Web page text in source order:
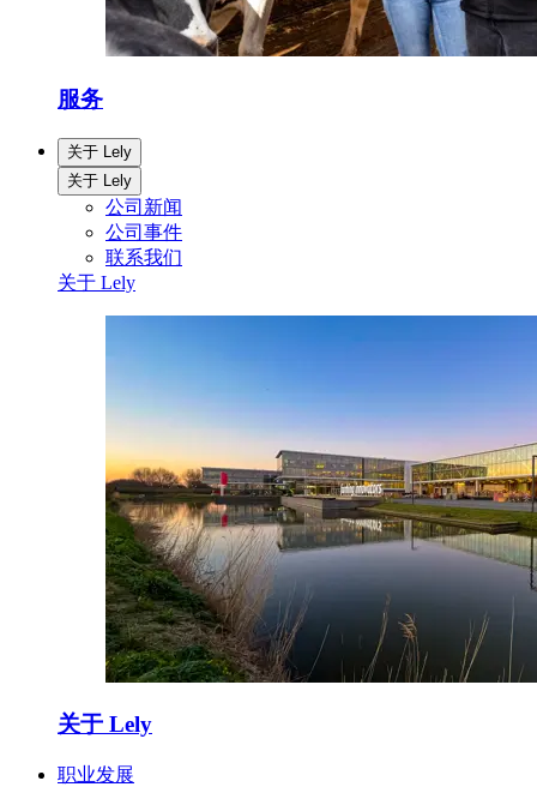
服务
关于 Lely
关于 Lely
公司新闻
公司事件
联系我们
关于 Lely
关于 Lely
职业发展